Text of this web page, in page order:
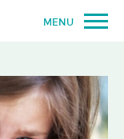
MENU